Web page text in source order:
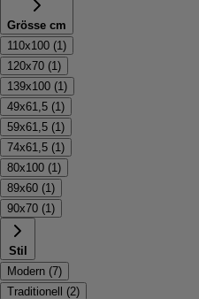
Grösse cm
110x100 (1 )
120x70 (1 )
139x100 (1 )
49x61,5 (1 )
59x61,5 (1 )
74x61,5 (1 )
80x100 (1 )
89x60 (1 )
90x70 (1 )
Stil
Modern (7)
Traditionell
(2)